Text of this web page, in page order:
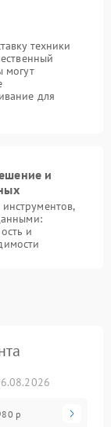
техники
могут
для
и
и
р